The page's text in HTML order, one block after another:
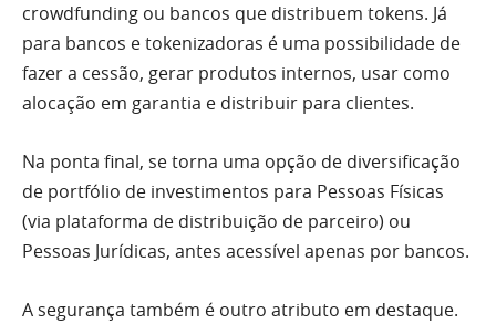
crowdfunding ou bancos que distribuem tokens. Já
para bancos e tokenizadoras é uma possibilidade de
fazer a cessão, gerar produtos internos, usar como
alocação em garantia e distribuir para clientes.
Na ponta final, se torna uma opção de diversificação
de portfólio de investimentos para Pessoas Físicas
(via plataforma de distribuição de parceiro) ou
Pessoas Jurídicas, antes acessível apenas por bancos.
A segurança também é outro atributo em destaque.